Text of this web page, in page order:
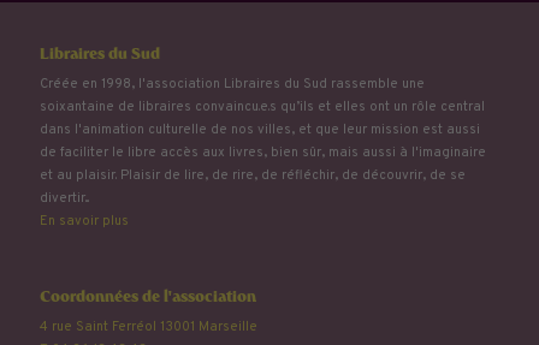
Libraires du Sud
Créée en 1998, l'association Libraires du Sud rassemble une
soixantaine de libraires convaincu.e.s qu’ils et elles ont un rôle central
dans l'animation culturelle de nos villes, et que leur mission est aussi
de faciliter le libre accès aux livres, bien sûr, mais aussi à l'imaginaire
et au plaisir. Plaisir de lire, de rire, de réfléchir, de découvrir, de se
divertir...
En savoir plus
Coordonnées de l'association
4 rue Saint Ferréol 13001 Marseille